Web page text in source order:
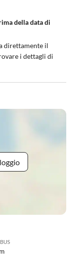
della data di
direttamente il
i dettagli di